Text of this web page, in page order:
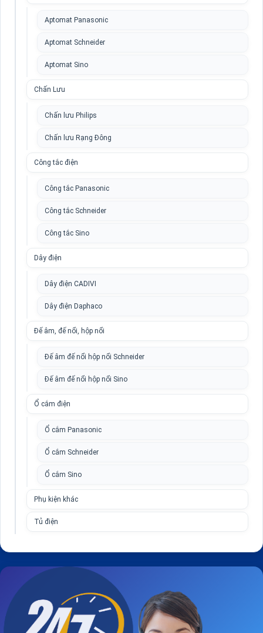
Aptomat Panasonic
Aptomat Schneider
Aptomat Sino
Chấn Lưu
Chấn lưu Philips
Chấn lưu Rạng Đông
Công tắc điện
Công tắc Panasonic
Công tắc Schneider
Công tắc Sino
Dây điện
Dây điện CADIVI
Dây điện Daphaco
Đế âm, đế nổi, hộp nổi
Đế âm đế nổi hộp nổi Schneider
Đế âm đế nổi hộp nổi Sino
Ổ cắm điện
Ổ cắm Panasonic
Ổ cắm Schneider
Ổ cắm Sino
Phụ kiện khác
Tủ điện